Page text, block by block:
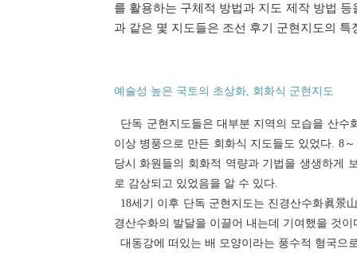
를 활용하는 구체적 방법과 지도 제작 방법
과 같은 몇 지도들은 조선 후기 군현지도의 특
예술성 높은 국토의 초상화, 회화식 군현지도
단독 군현지도들은 대부분 지역의 모습을 산수
이상 병풍으로 만든 회화식 지도들도 있었다. 8
당시 화원들의 회화적 역량과 기법을 생생하게
로 감상되고 있었음을 알 수 있다.
18세기 이후 단독 군현지도는 진경산수화眞景
경산수화의 발달을 이끌어 내는데 기여했을 것이
대동강에 떠있는 배 모양이라는 풍수적 형국으